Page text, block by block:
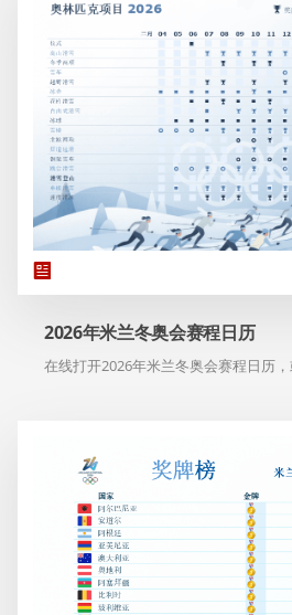
2026年米兰冬奥会赛程日历
在线打开2026年米兰冬奥会赛程日历，